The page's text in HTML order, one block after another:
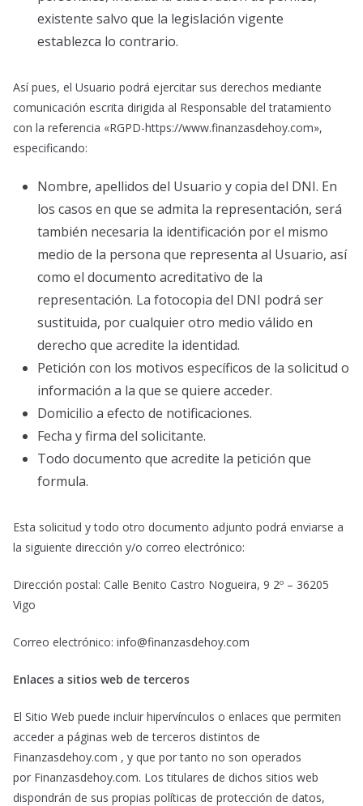
existente salvo que la legislación vigente
establezca lo contrario.
Así pues, el Usuario podrá ejercitar sus derechos mediante
comunicación escrita dirigida al Responsable del tratamiento
con la referencia «RGPD-https://www.finanzasdehoy.com»,
especificando:
Nombre, apellidos del Usuario y copia del DNI. En
los casos en que se admita la representación, será
también necesaria la identificación por el mismo
medio de la persona que representa al Usuario, así
como el documento acreditativo de la
representación. La fotocopia del DNI podrá ser
sustituida, por cualquier otro medio válido en
derecho que acredite la identidad.
Petición con los motivos específicos de la solicitud o
información a la que se quiere acceder.
Domicilio a efecto de notificaciones.
Fecha y firma del solicitante.
Todo documento que acredite la petición que
formula.
Esta solicitud y todo otro documento adjunto podrá enviarse a
la siguiente dirección y/o correo electrónico:
Dirección postal: Calle Benito Castro Nogueira, 9 2º – 36205
Vigo
Correo electrónico: info@finanzasdehoy.com
Enlaces a sitios web de terceros
El Sitio Web puede incluir hipervínculos o enlaces que permiten
acceder a páginas web de terceros distintos de
Finanzasdehoy.com , y que por tanto no son operados
por Finanzasdehoy.com. Los titulares de dichos sitios web
dispondrán de sus propias políticas de protección de datos,